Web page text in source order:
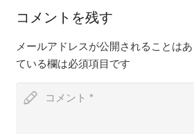
コメントを残す
メールアドレスが公開されることはあ
ている欄は必須項目です